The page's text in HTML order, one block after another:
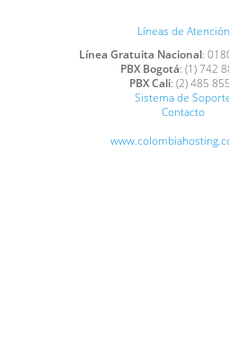
Líneas de Atención
Línea Gratuita Nacional:
PBX Bogotá: (1) 742
PBX Cali: (2) 485
Sistema de
Contacto